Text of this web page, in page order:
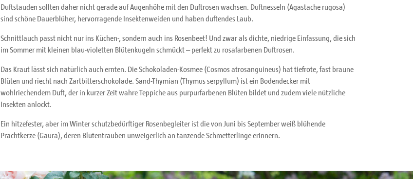
Duftstauden sollten daher nicht gerade auf Augenhöhe mit den Duftrosen wachsen. Duftnesseln (Agastache rugosa)
sind schöne Dauerblüher, hervorragende Insektenweiden und haben duftendes Laub.
Schnittlauch passt nicht nur ins Küchen-, sondern auch ins Rosenbeet! Und zwar als dichte, niedrige Einfassung, die sich
im Sommer mit kleinen blau-violetten Blütenkugeln schmückt – perfekt zu rosafarbenen Duftrosen.
Das Kraut lässt sich natürlich auch ernten. Die Schokoladen-Kosmee (Cosmos atrosanguineus) hat tiefrote, fast braune
Blüten und riecht nach Zartbitterschokolade. Sand-Thymian (Thymus serpyllum) ist ein Bodendecker mit
wohlriechendem Duft, der in kurzer Zeit wahre Teppiche aus purpurfarbenen Blüten bildet und zudem viele nützliche
Insekten anlockt.
Ein hitzefester, aber im Winter schutzbedürftiger Rosenbegleiter ist die von Juni bis September weiß blühende
Prachtkerze (Gaura), deren Blütentrauben unweigerlich an tanzende Schmetterlinge erinnern.